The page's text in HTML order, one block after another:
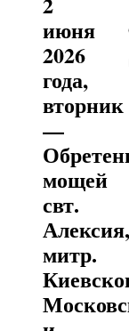
июня
2026
года,
вторник
—
мощей
свт.
Алексия,
митр.